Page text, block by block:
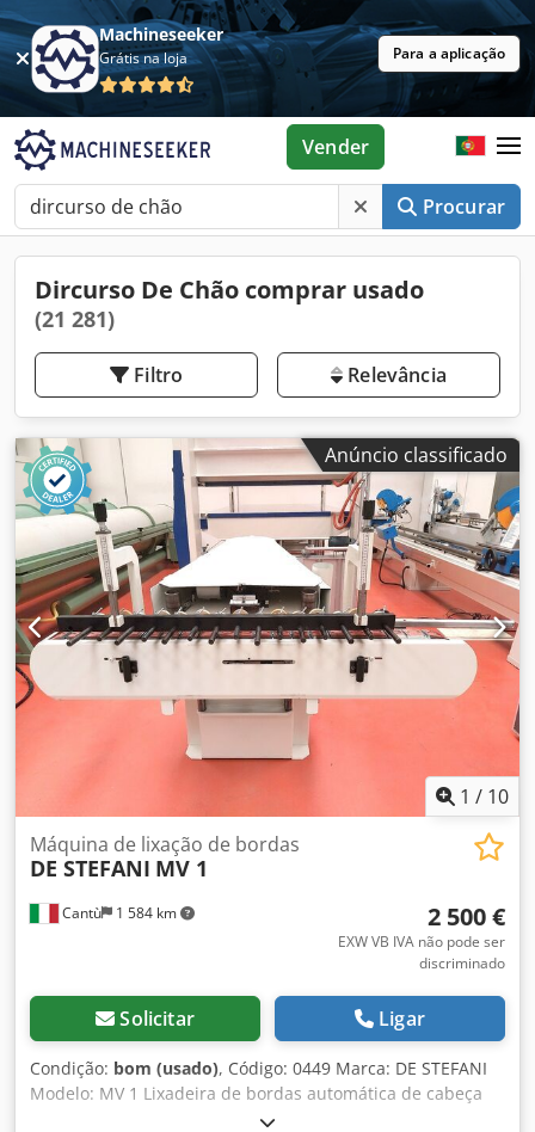
Machineseeker
Grátis na loja Para a aplicação
Procurar
Vender
Dircurso De Chão comprar usado
(21 281)
Filtro Relevância
Anúncio classificado
1 / 10
Cantù 1 584 km
Máquina de lixação de bordas
DE STEFANI MV 1
2 500 €
EXW VB IVA não pode ser
discriminado
Solicitar Ligar
Condição: bom (usado), Código: 0449 Marca: DE STEFANI
Modelo: MV 1 Lixadeira de bordas automática de cabeça
única, para bordas e perfis de madeira, madeira maciça,